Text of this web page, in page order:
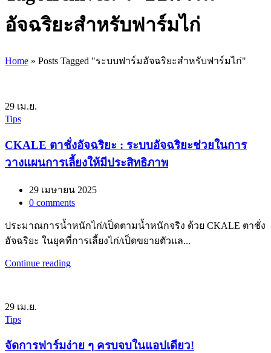
อัจฉริยะสำหรับฟาร์มไก่
Home » Posts Tagged "ระบบฟาร์มอัจฉริยะสำหรับฟาร์มไก่"
29 เม.ย.
Tips
CKALE ตาชั่งอัจฉริยะ : ระบบอัจฉริยะช่วยในการ
วางแผนการเลี้ยงให้มีประสิทธิภาพ
29 เมษายน 2025
0 comments
ประมาณการน้ำหนักไก่/เป็ดตามน้ำหนักจริง ด้วย CKALE ตาชั่ง
อัจฉริยะ ในยุคที่การเลี้ยงไก่/เป็ดขยายตัวแล...
Continue reading
29 เม.ย.
Tips
จัดการฟาร์มง่าย ๆ ครบจบในแอปเดียว!